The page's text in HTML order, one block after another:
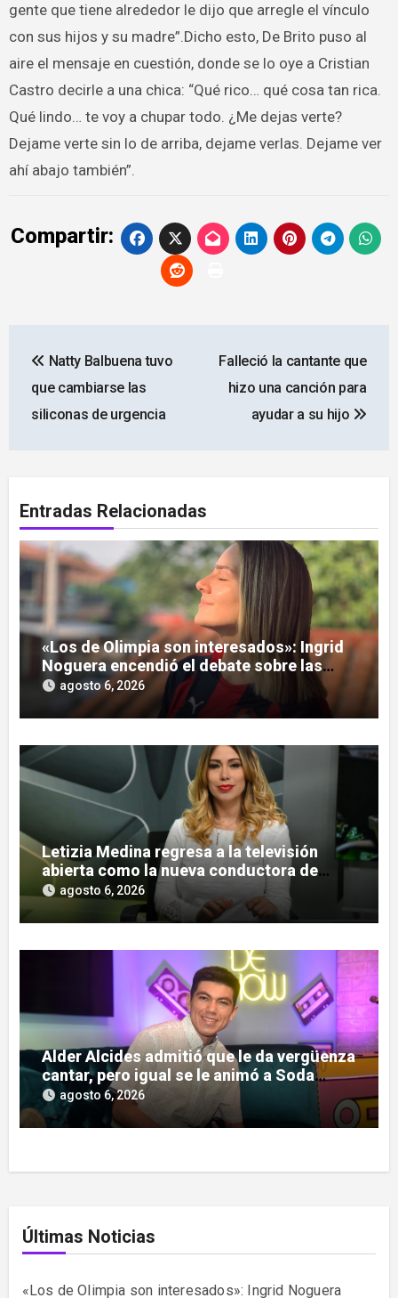
gente que tiene alrededor le dijo que arregle el vínculo
con sus hijos y su madre”.Dicho esto, De Brito puso al
aire el mensaje en cuestión, donde se lo oye a Cristian
Castro decirle a una chica: “Qué rico… qué cosa tan rica.
Qué lindo… te voy a chupar todo. ¿Me dejas verte?
Dejame verte sin lo de arriba, dejame verlas. Dejame ver
ahí abajo también”.
Compartir:
de
entradas
Natty Balbuena tuvo
que cambiarse las
siliconas de urgencia
Falleció la cantante que
hizo una canción para
ayudar a su hijo
Entradas Relacionadas
«Los de Olimpia son interesados»: Ingrid
Noguera encendió el debate sobre las
hinchadas
agosto 6, 2026
Letizia Medina regresa a la televisión
abierta como la nueva conductora de
«Pulso Urbano»
agosto 6, 2026
Alder Alcides admitió que le da vergüenza
cantar, pero igual se le animó a Soda
Stereo
agosto 6, 2026
Últimas Noticias
«Los de Olimpia son interesados»: Ingrid Noguera